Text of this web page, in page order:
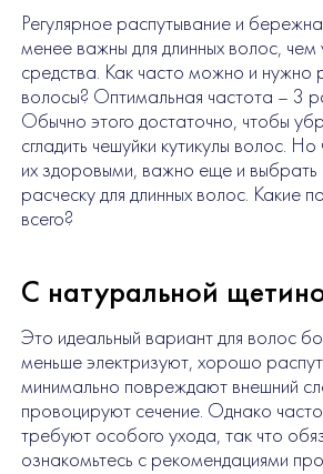
Регулярное распутывание и
менее важны для длинных волос, чем
средства. Как часто можно и нужно
волосы? Оптимальная частота – 3
Обычно этого достаточно, чтобы
сгладить чешуйки кутикулы волос.
их здоровыми, важно еще и выбрать
расческу для длинных волос. Какие
всего?
С натуральной
Это идеальный вариант для волос
меньше электризуют, хорошо
минимально повреждают внешний
провоцируют сечение. Однако
требуют особого ухода, так что
ознакомьтесь с рекомендациями